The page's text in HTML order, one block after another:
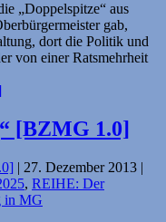
„Doppelspitze“ aus
gab,
dort die Politik und
von einer Ratsmehrheit
[BZMG 1.0]
| 27. Dezember 2013 |
, REIHE: Der
in MG